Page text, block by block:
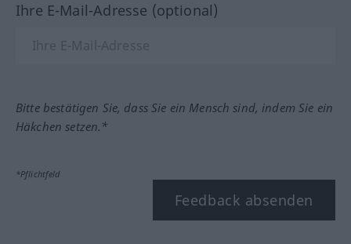
Ihre E-Mail-Adresse (optional)
Bitte bestätigen Sie, dass Sie ein Mensch sind, indem Sie ein
Häkchen setzen.*
*Pflichtfeld
Feedback absenden